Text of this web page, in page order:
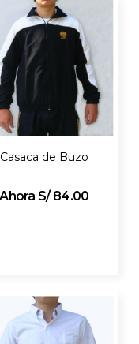
Casaca de Buzo
S/ 84.00